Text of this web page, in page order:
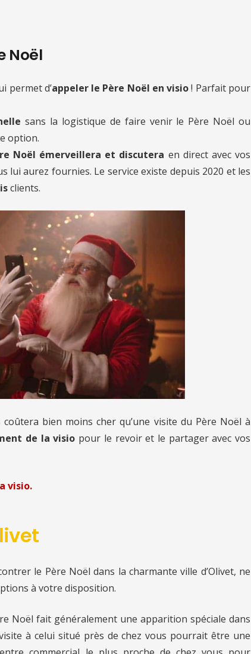
Noël
permet d’appeler le Père Noël en visio! Parfait pour
sans la logistique de faire venir le Père Noël ou
option.
Noël émerveillera et discutera en direct avec vos
lui aurez fournies. Le service existe depuis 2020 et les
clients.
bien moins cher qu’une visite du Père Noël à
de la visio pour le revoir et le partager avec vos
visio.
le Père Noël dans la charmante ville d’Olivet, ne
à votre disposition.
Noël fait généralement une apparition spéciale dans
à celui situé près de chez vous pourrait être une